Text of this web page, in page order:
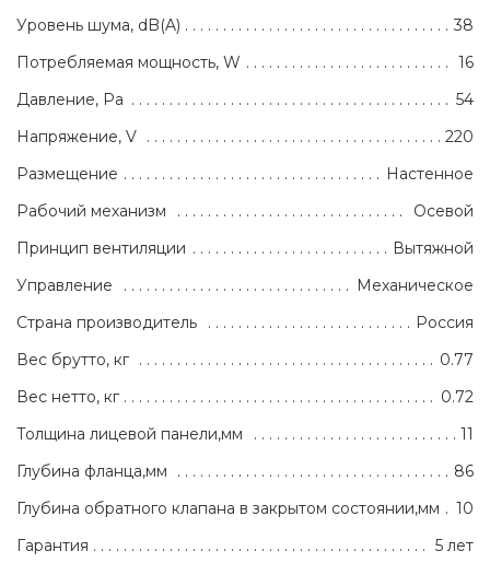
Уровень шума, dB(A)
38
Потребляемая мощность, W
16
Давление, Pa
54
Напряжение, V
220
Размещение
Настенное
Рабочий механизм
Осевой
Принцип вентиляции
Вытяжной
Управление
Механическое
Страна производитель
Россия
Вес брутто, кг
0.77
Вес нетто, кг
0.72
Толщина лицевой панели,мм
11
Глубина фланца,мм
86
Глубина обратного клапана в закрытом состоянии,мм
10
Гарантия
5 лет